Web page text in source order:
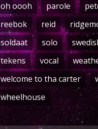
oh oooh
parole
reebok
reid
soldaat
solo
tekens
vocal
welcome to tha carter
wheelhouse